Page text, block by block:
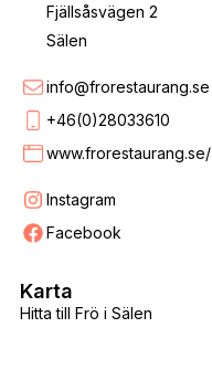
Fjällsåsvägen 2
Sälen
info@frorestaurang.se
+46(0)28033610
www.frorestaurang.se/
Instagram
Facebook
Hitta till Frö i Sälen
Karta